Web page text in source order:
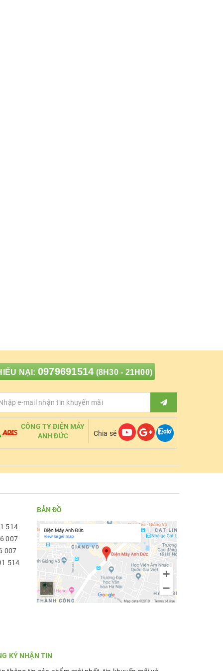
NẠI: 0979691514 (8H30 - 21H00)
CÔNG TY ĐIỆN MÁY
ANH ĐỨC
Chia sẻ
514
007
007
514
BẢN ĐỒ
KÝ NHẬN TIN